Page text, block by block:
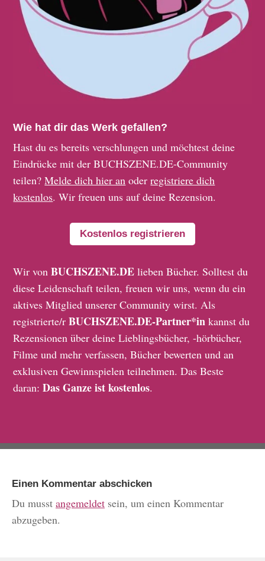
Wie hat dir das Werk gefallen?
Hast du es bereits verschlungen und möchtest deine
Eindrücke mit der BUCHSZENE.DE-Community
teilen?Melde dich hier an oderregistriere dich
kostenlos. Wir freuen uns auf deine Rezension.
Kostenlos registrieren
Wir vonBUCHSZENE.DE lieben Bücher. Solltest du
diese Leidenschaft teilen, freuen wir uns, wenn du ein
aktives Mitglied unserer Community wirst. Als
registrierte/rBUCHSZENE.DE-Partner*in kannst du
Rezensionen über deine Lieblingsbücher, -hörbücher,
Filme und mehr verfassen, Bücher bewerten und an
exklusiven Gewinnspielen teilnehmen. Das Beste
daran:Das Ganze ist kostenlos.
Einen Kommentar abschicken
Du musst angemeldet sein, um einen Kommentar
abzugeben.